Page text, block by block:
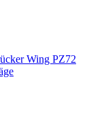
Wing PZ72